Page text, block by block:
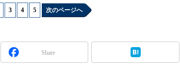
3 4 5 次のページへ
Share